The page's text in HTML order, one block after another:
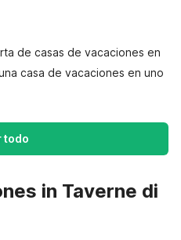
de casas de vacaciones en
casa de vacaciones en uno
todo
in Taverne di